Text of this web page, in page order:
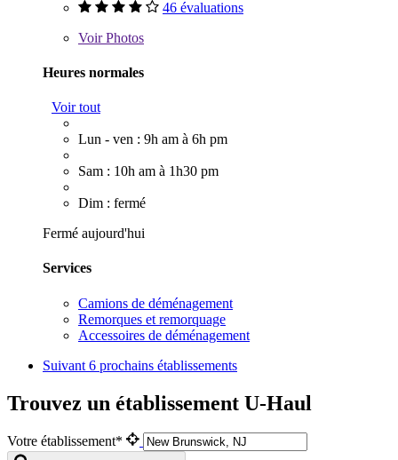
46 évaluations
VoirPhotos
Heures normales
Voir tout
Lun - ven : 9h am à 6h pm
Sam : 10h am à 1h30 pm
Dim : fermé
Fermé aujourd'hui
Services
Camions de déménagement
Remorques et remorquage
Accessoires de déménagement
Suivant 6 prochains établissements
Trouvez un établissement U-Haul
Votre établissement*